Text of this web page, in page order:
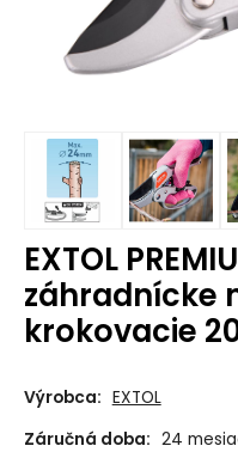
EXTOL
záhradnícke
krokovacie
Výrobca: EXTOL
Záručná doba: 24